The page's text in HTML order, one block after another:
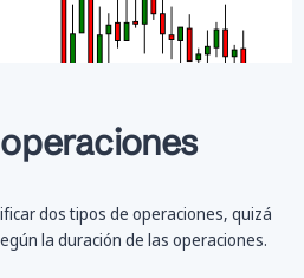
dos tipos de operaciones, quizá
la duración de las operaciones.